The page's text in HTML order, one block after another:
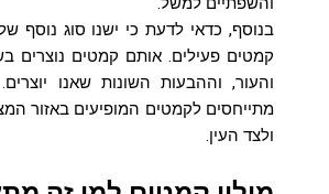
בנוסף, כדאי לדעת כי ישנו סוג נוסף
קמטים פעילים. אותם קמטים נוצרים
והעור, וההבעות השונות שאנו
מתייחסים לקמטים המופיעים באזור
ולצד העין.